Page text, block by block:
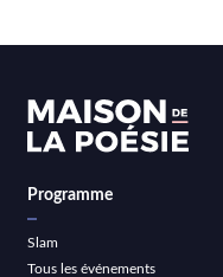
Programme
Slam
Tous les événements